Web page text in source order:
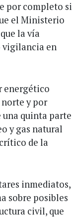
por completo si
el Ministerio
la vía
vigilancia en
energético
y por
quinta parte
y gas natural
de la
inmediatos,
sobre posibles
civil, que